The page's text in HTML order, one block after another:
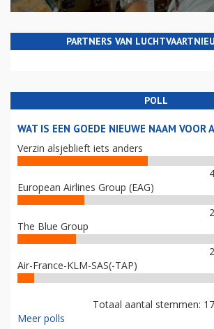
PARTNERS VAN
POLL
WAT IS EEN GOEDE NIEUWE NAAM VOOR
Verzin alsjeblieft iets anders
European Airlines Group (EAG)
The Blue Group
Air-France-KLM-SAS(-TAP)
Totaal aantal stemmen:
Meer polls